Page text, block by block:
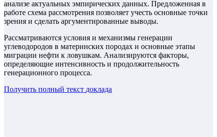
анализе актуальных эмпирических данных. Предложенная в
работе схема рассмотрения позволяет учесть основные точки
зрения и сделать аргументированные выводы.
Рассматриваются условия и механизмы генерации
углеводородов в материнских породах и основные этапы
миграции нефти к ловушкам. Анализируются факторы,
определяющие интенсивность и продолжительность
генерационного процесса.
Получить полный текст доклада